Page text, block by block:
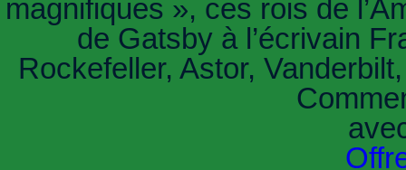
magnifiques », ces rois de
de Gatsby à l’écrivain
Rockefeller, Astor,